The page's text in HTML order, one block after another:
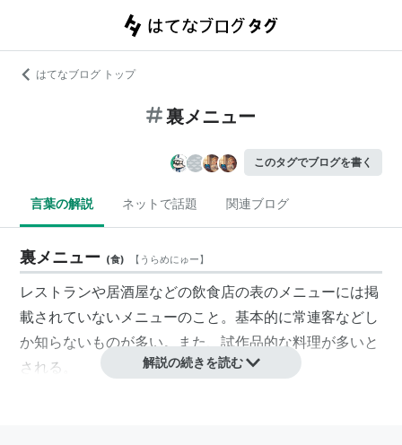
はてなブログ トップ
裏メニュー
このタグでブログを書く
言葉の解説 ネットで話題 関連ブログ
裏メニュー (食) 【 うらめにゅー】
レストランや居酒屋などの飲食店の表のメニューには掲
載されていないメニューのこと。基本的に常連客などし
か知らないものが多い。また、試作品的な料理が多いと
される。
解説の続きを読む